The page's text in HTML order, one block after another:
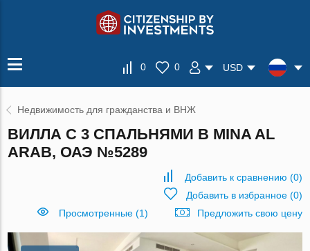
0 0 USD
Недвижимость для гражданства и ВНЖ
ВИЛЛА С 3 СПАЛЬНЯМИ В MINA AL
ARAB, ОАЭ №5289
Добавить к сравнению (0)
Добавить в избранное(0)
Просмотренные (1)
Предложить свою цену